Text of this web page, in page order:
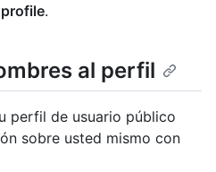
.
al perfil
perfil de usuario público
sobre usted mismo con